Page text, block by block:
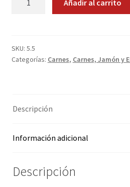
Promociones
Añadir al carrito
SKU: 5.5
Categorías: Carnes, Carnes, Jamón y
Descripción
Información adicional
Descripción